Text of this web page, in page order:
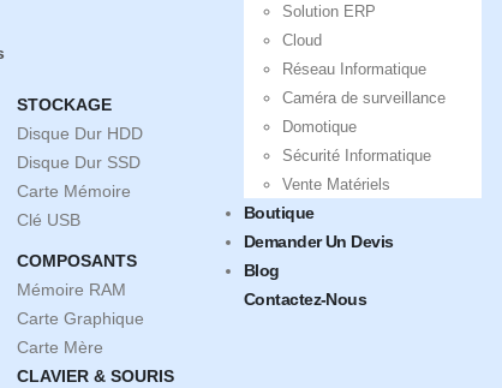
STOCKAGE
Disque Dur HDD
Disque Dur SSD
Carte Mémoire
Clé USB
COMPOSANTS
Mémoire RAM
Carte Graphique
Carte Mère
CLAVIER & SOURIS
Solution ERP
Cloud
Réseau Informatique
Caméra de surveillance
Domotique
Sécurité Informatique
Vente Matériels
Boutique
Demander Un Devis
Blog
Contactez-Nous